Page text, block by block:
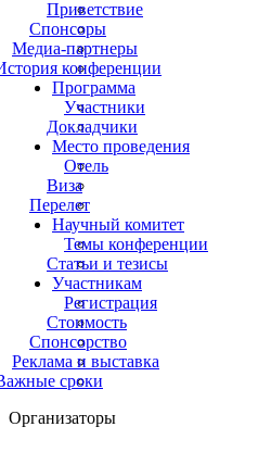
Приветствие
Спонсоры
Медиа-партнеры
конференции
Программа
Участники
Докладчики
Место проведения
Отель
Виза
Перелет
Научный комитет
Темы конференции
Статьи и тезисы
Участникам
Регистрация
Стоимость
Спонсорство
Реклама и выставка
сроки
Организаторы